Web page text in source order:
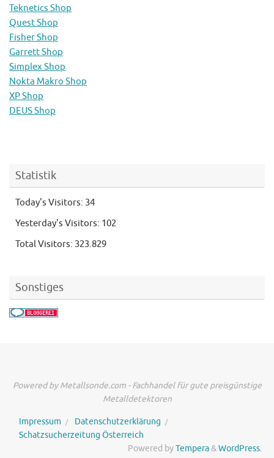
Teknetics Shop
Quest Shop
Fisher Shop
Garrett Shop
Simplex Shop
Nokta Makro Shop
XP Shop
DEUS Shop
Statistik
Today's Visitors: 34
Yesterday's Visitors: 102
Total Visitors: 323.829
Sonstiges
Powered by Metallsonde.com - Fachhandel für gute preisgünstige
Metalldetektoren
Impressum
Datenschutzerklärung
Schatzsucherzeitung Österreich
Powered byTempera&WordPress.